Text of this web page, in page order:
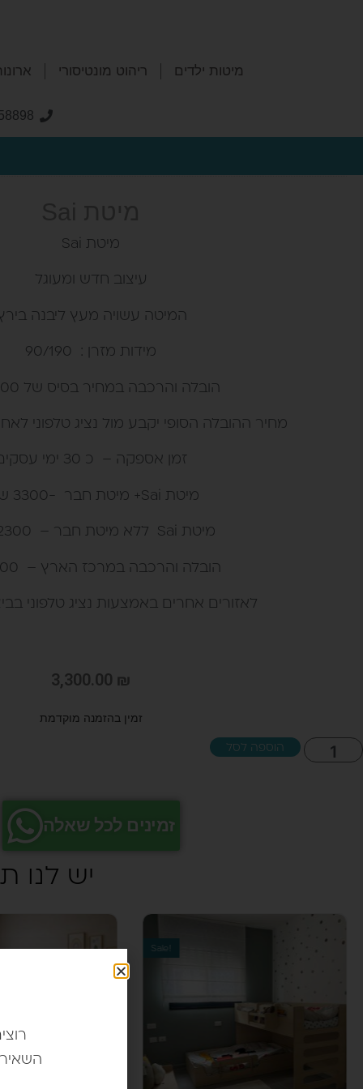
מיטות ילדים ריהוט מונטיסורי
מיטת Sai
עיצוב חדש ומעוגל
המיטה עשויה מעץ ליבנה
מידות מזרן : 90/190
הובלה והרכבה במחיר בסיס של 400 ש"ח
מחיר ההובלה הסופי יקבע מול נציג טלפוני
זמן אספקה – כ 30 ימי עסקים
מיטת Sai+ מיטת חבר -3300 ש"ח
מיטת Sai ללא מיטת חבר – 2300 ש"ח
הובלה והרכבה במרכז הארץ – 400 ש"ח
לאזורים אחרים באמצעות נציג טלפוני
3,300.00 ₪
זמינים לכל שאלה
יש לנו